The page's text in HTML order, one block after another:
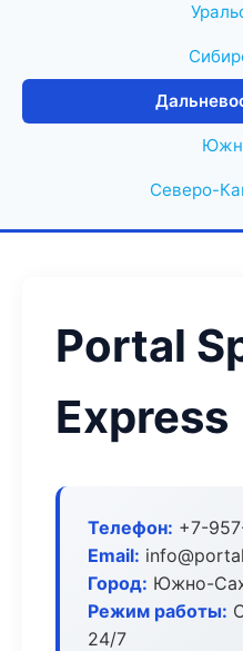
Северо-
Portal
Express
Телефон: +7-
Email:
Город: Южно-
Режим работы:
24/7